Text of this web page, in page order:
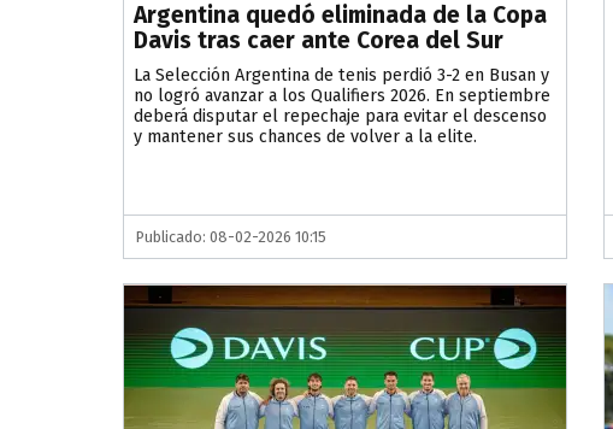
Argentina quedó eliminada de la Copa
Davis tras caer ante Corea del Sur
La Selección Argentina de tenis perdió 3-2 en Busan y
no logró avanzar a los Qualifiers 2026. En septiembre
deberá disputar el repechaje para evitar el descenso
y mantener sus chances de volver a la elite.
Publicado: 08-02-2026 10:15